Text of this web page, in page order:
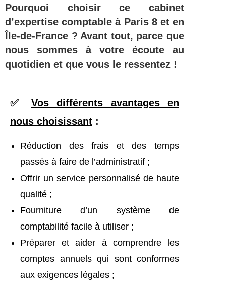
Pourquoi choisir ce cabinet
d’expertise comptable à Paris 8 et en
Île-de-France ? Avant tout, parce que
nous sommes à votre écoute au
quotidien et que vous le ressentez !
✅ Vos différents avantages en
nous choisissant :
Réduction des frais et des temps
passés à faire de l’administratif ;
Offrir un service personnalisé de haute
qualité ;
Fourniture d’un système de
comptabilité facile à utiliser ;
Préparer et aider à comprendre les
comptes annuels qui sont conformes
aux exigences légales ;